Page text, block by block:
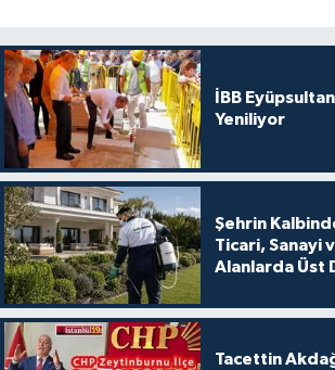
İBB
Yeniliyor
Şehrin
Ticari, Sanayi
Alanlarda Üst
Tacettin